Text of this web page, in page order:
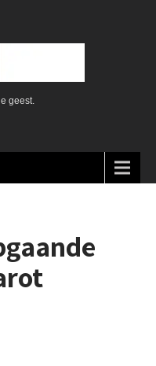
geest.